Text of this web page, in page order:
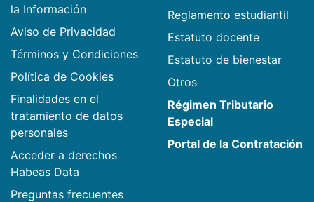
la Información
Aviso de Privacidad
Términos y Condiciones
Política de Cookies
Finalidades en el
tratamiento de datos
personales
Acceder a derechos
Habeas Data
Preguntas frecuentes
Reglamento estudiantil
Estatuto docente
Estatuto de bienestar
Otros
Régimen Tributario
Especial
Portal de la Contratación